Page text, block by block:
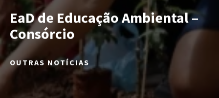
EaD de Educação Ambiental –
Consórcio
OUTRAS NOTÍCIAS